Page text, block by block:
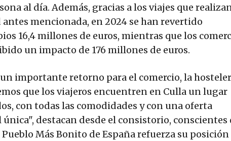
al día. Además, gracias a los viajes que
mencionada, en 2024 se han revertido
16,4 millones de euros, mientras que los
un impacto de 176 millones de euros.
importante retorno para el comercio, la
que los viajeros encuentren en Culla un lugar
con todas las comodidades y con una oferta
destacan desde el consistorio, conscientes
Más Bonito de España refuerza su posición